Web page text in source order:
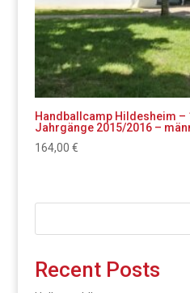
Handballcamp Hildesheim –
Jahrgänge 2015/2016 –
164,00 €
Recent Posts